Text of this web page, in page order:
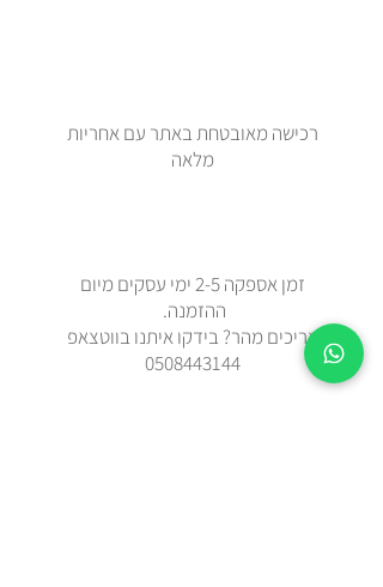
רכישה מאובטחת באתר עם אחריות
מלאה
זמן אספקה 2-5 ימי עסקים מיום
ההזמנה.
צריכים מהר? בידקו איתנו בווטצאפ
0508443144